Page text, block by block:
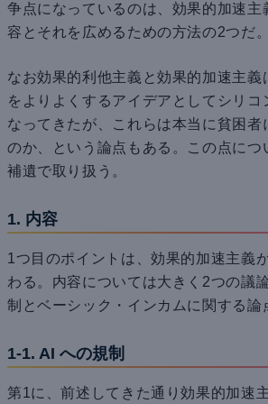
争点になっているのは、効果的加速主
容とそれを広めるための方法の2つだ。
なお効果的利他主義と効果的加速主義
をよりよくするアイデアとしてシリコ
なってきたが、これらは本当に貧困者
のか、という論点もある。この点につ
補遺で取り扱う。
1. 内容
1つ目のポイントは、効果的加速主義
わる。内容については大きく2つの議
制とベーシック・インカムに関する論
1-1. AI への規制
第1に、前述してきた通り効果的加速